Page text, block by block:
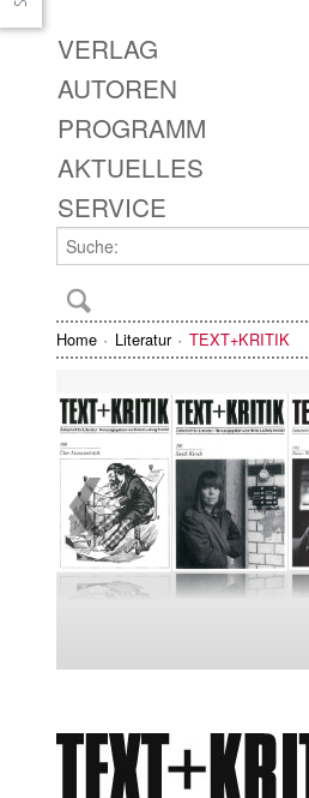
VERLAG
AUTOREN
PROGRAMM
AKTUELLES
SERVICE
Home Literatur TEXT+KRITIK